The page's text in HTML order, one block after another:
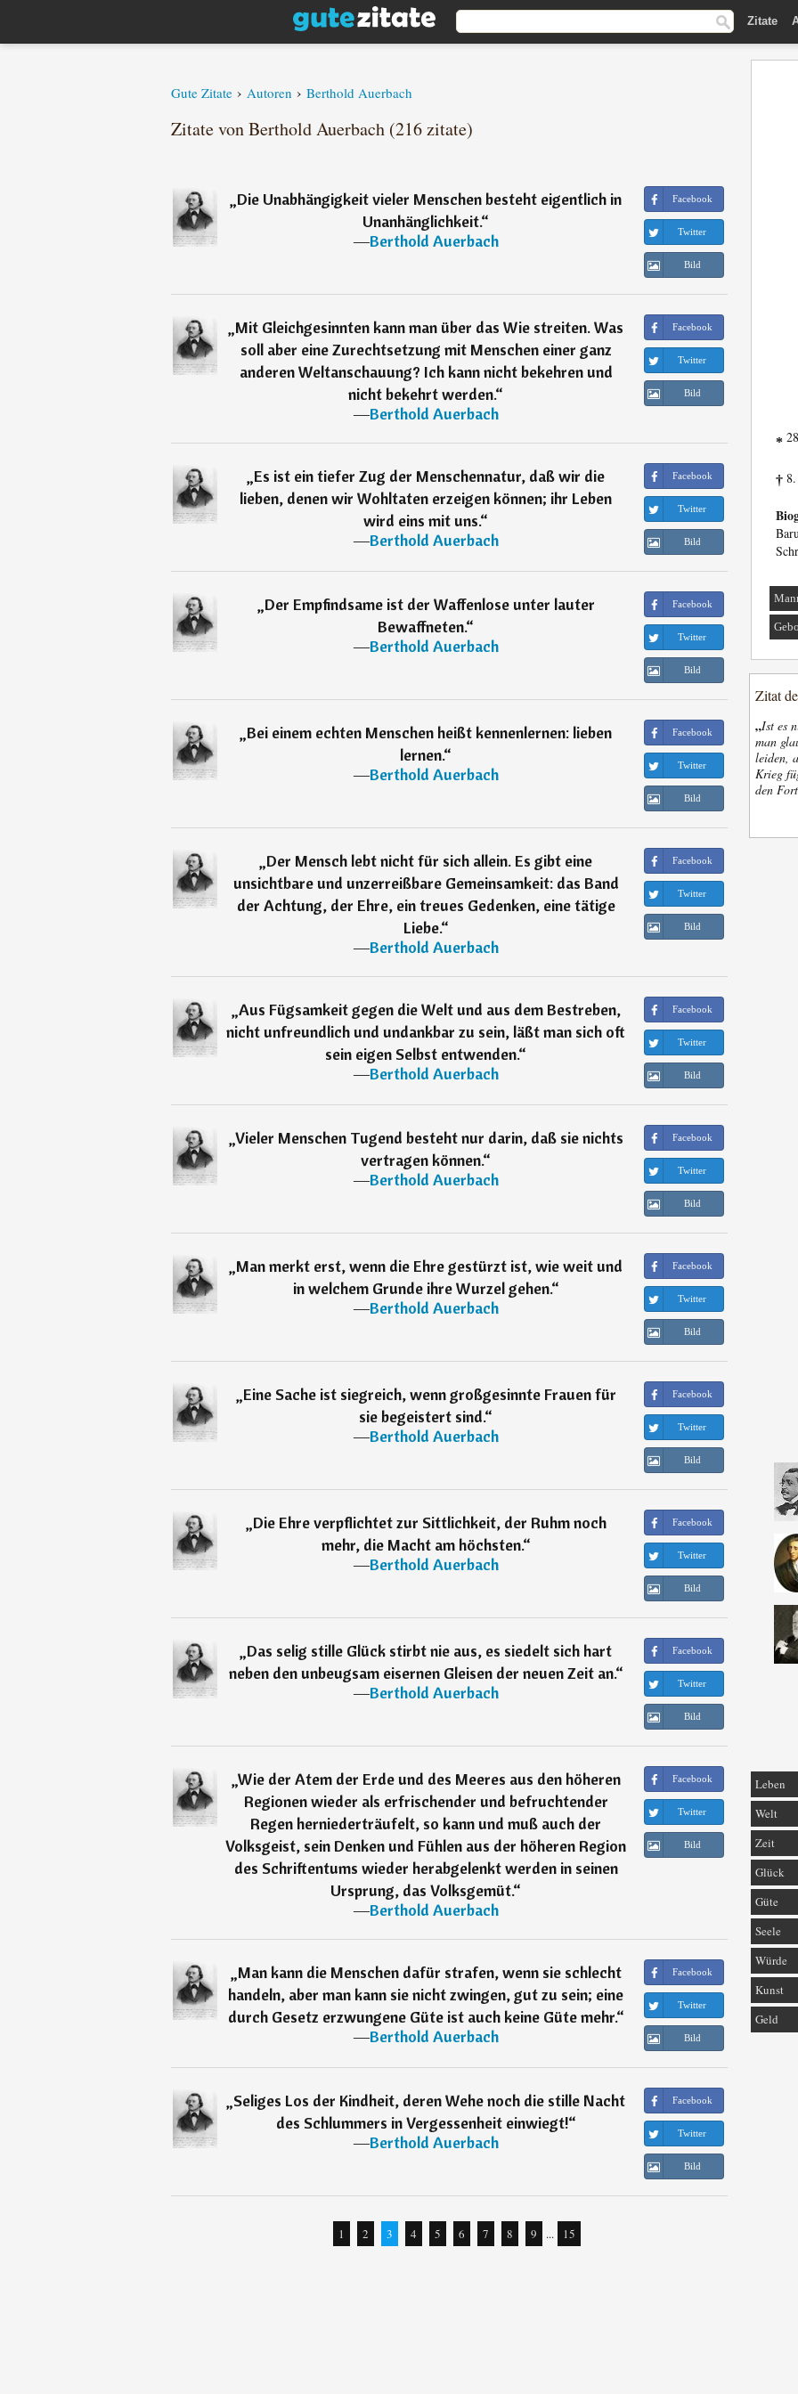
Zitate
Gute Zitate › Autoren › Berthold Auerbach
Zitate von Berthold Auerbach (216 zitate)
„Die Unabhängigkeit vieler Menschen besteht eigentlich in
Unanhänglichkeit.“
―Berthold Auerbach
Facebook
Twitter
Bild
„Mit Gleichgesinnten kann man über das Wie streiten. Was
soll aber eine Zurechtsetzung mit Menschen einer ganz
anderen Weltanschauung? Ich kann nicht bekehren und
nicht bekehrt werden.“
―Berthold Auerbach
Facebook
Twitter
Bild
„Es ist ein tiefer Zug der Menschennatur, daß wir die
lieben, denen wir Wohltaten erzeigen können; ihr Leben
wird eins mit uns.“
―Berthold Auerbach
Facebook
Twitter
Bild
„Der Empfindsame ist der Waffenlose unter lauter
Bewaffneten.“
―Berthold Auerbach
Facebook
Twitter
Bild
„Bei einem echten Menschen heißt kennenlernen: lieben
lernen.“
―Berthold Auerbach
Facebook
Twitter
Bild
„Der Mensch lebt nicht für sich allein. Es gibt eine
unsichtbare und unzerreißbare Gemeinsamkeit: das Band
der Achtung, der Ehre, ein treues Gedenken, eine tätige
Liebe.“
―Berthold Auerbach
Facebook
Twitter
Bild
„Aus Fügsamkeit gegen die Welt und aus dem Bestreben,
nicht unfreundlich und undankbar zu sein, läßt man sich oft
sein eigen Selbst entwenden.“
―Berthold Auerbach
Facebook
Twitter
Bild
„Vieler Menschen Tugend besteht nur darin, daß sie nichts
vertragen können.“
―Berthold Auerbach
Facebook
Twitter
Bild
„Man merkt erst, wenn die Ehre gestürzt ist, wie weit und
in welchem Grunde ihre Wurzel gehen.“
―Berthold Auerbach
Facebook
Twitter
Bild
„Eine Sache ist siegreich, wenn großgesinnte Frauen für
sie begeistert sind.“
―Berthold Auerbach
Facebook
Twitter
Bild
„Die Ehre verpflichtet zur Sittlichkeit, der Ruhm noch
mehr, die Macht am höchsten.“
―Berthold Auerbach
Facebook
Twitter
Bild
„Das selig stille Glück stirbt nie aus, es siedelt sich hart
neben den unbeugsam eisernen Gleisen der neuen Zeit an.“
―Berthold Auerbach
Facebook
Twitter
Bild
„Wie der Atem der Erde und des Meeres aus den höheren
Regionen wieder als erfrischender und befruchtender
Regen herniederträufelt, so kann und muß auch der
Volksgeist, sein Denken und Fühlen aus der höheren Region
des Schriftentums wieder herabgelenkt werden in seinen
Ursprung, das Volksgemüt.“
―Berthold Auerbach
Facebook
Twitter
Bild
„Man kann die Menschen dafür strafen, wenn sie schlecht
handeln, aber man kann sie nicht zwingen, gut zu sein; eine
durch Gesetz erzwungene Güte ist auch keine Güte mehr.“
―Berthold Auerbach
Facebook
Twitter
Bild
„Seliges Los der Kindheit, deren Wehe noch die stille Nacht
des Schlummers in Vergessenheit einwiegt!“
―Berthold Auerbach
Facebook
Twitter
Bild
1 2 3 4 5 6 7 8 9 ... 15
*
†
Zitat
„Ist es
man
leiden,
Krieg
den
Leben
Welt
Zeit
Glück
Güte
Seele
Würde
Kunst
Geld